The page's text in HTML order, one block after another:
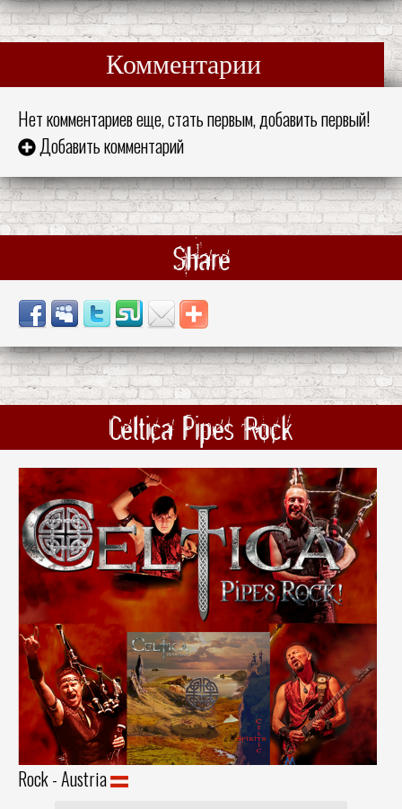
Комментарии
Нет комментариев еще, стать первым, добавить первый!
Добавить комментарий
Share
Celtica Pipes Rock
Rock - Austria